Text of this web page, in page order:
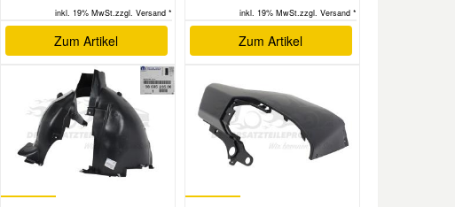
inkl. 19% MwSt.zzgl. Versand *
Zum Artikel
inkl. 19% MwSt.zzgl. Versand *
Zum Artikel